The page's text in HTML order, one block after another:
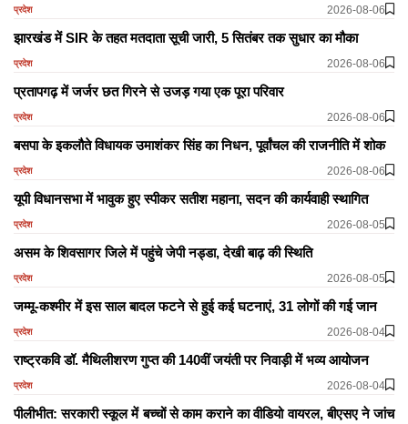
प्रदेश 2026-08-06
झारखंड में SIR के तहत मतदाता सूची जारी, 5 सितंबर तक सुधार का मौका
प्रदेश 2026-08-06
प्रतापगढ़ में जर्जर छत गिरने से उजड़ गया एक पूरा परिवार
प्रदेश 2026-08-06
बसपा के इकलौते विधायक उमाशंकर सिंह का निधन, पूर्वांचल की राजनीति में शोक
प्रदेश 2026-08-06
यूपी विधानसभा में भावुक हुए स्पीकर सतीश महाना, सदन की कार्यवाही स्थागित
प्रदेश 2026-08-05
असम के शिवसागर जिले में पहुंचे जेपी नड्डा, देखी बाढ़ की स्थिति
प्रदेश 2026-08-05
जम्मू-कश्मीर में इस साल बादल फटने से हुई कई घटनाएं, 31 लोगों की गई जान
प्रदेश 2026-08-04
राष्ट्रकवि डॉ. मैथिलीशरण गुप्त की 140वीं जयंती पर निवाड़ी में भव्य आयोजन
प्रदेश 2026-08-04
पीलीभीत: सरकारी स्कूल में बच्चों से काम कराने का वीडियो वायरल, बीएसए ने जांच